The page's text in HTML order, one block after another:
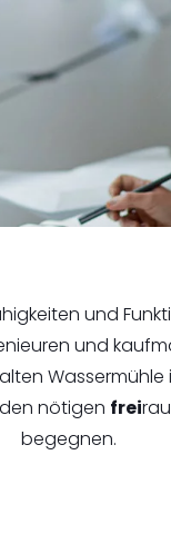
und
und
nötigen frei
begegnen.